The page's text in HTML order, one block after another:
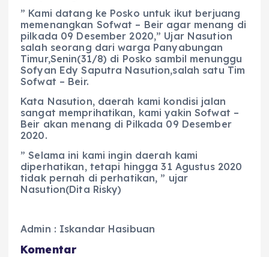
” Kami datang ke Posko untuk ikut berjuang
memenangkan Sofwat – Beir agar menang di
pilkada 09 Desember 2020,” Ujar Nasution
salah seorang dari warga Panyabungan
Timur,Senin(31/8) di Posko sambil menunggu
Sofyan Edy Saputra Nasution,salah satu Tim
Sofwat – Beir.
Kata Nasution, daerah kami kondisi jalan
sangat memprihatikan, kami yakin Sofwat –
Beir akan menang di Pilkada 09 Desember
2020.
” Selama ini kami ingin daerah kami
diperhatikan, tetapi hingga 31 Agustus 2020
tidak pernah di perhatikan, ” ujar
Nasution(Dita Risky)
Admin : Iskandar Hasibuan
Komentar